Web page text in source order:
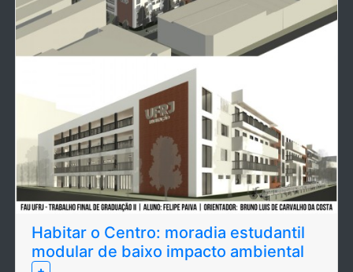
Habitar o Centro: moradia estudantil
modular de baixo impacto ambiental